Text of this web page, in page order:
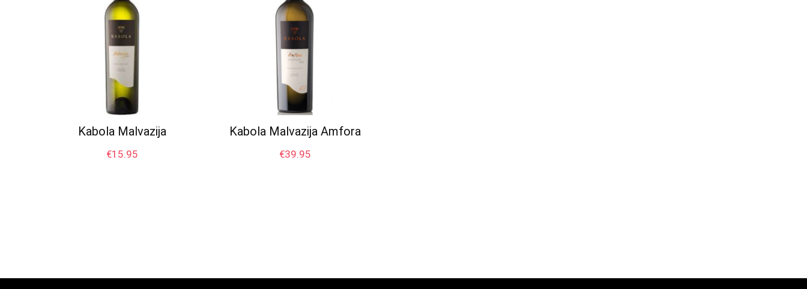
Kabola Malvazija
€15.95
Kabola Malvazija Amfora
€39.95